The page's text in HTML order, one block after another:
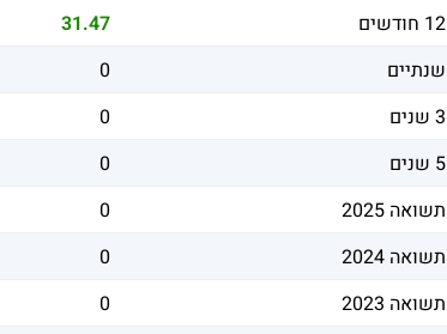
12 חודשים
31.47
שנתיים
0
3 שנים
0
5 שנים
0
תשואה 2025
0
תשואה 2024
0
תשואה 2023
0